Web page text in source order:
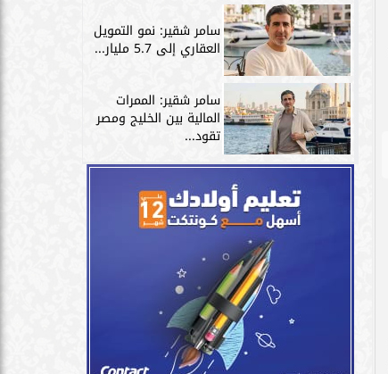
سامر شقير: نمو التمويل
العقاري إلى 5.7 مليار...
سامر شقير: الممرات
المالية بين الخليج ومصر
تقود...